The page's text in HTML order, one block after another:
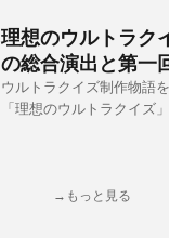
理想のウルトラク
の総合演出と第一
ウルトラクイズ制作物語
「理想のウルトラクイズ
→もっと見る